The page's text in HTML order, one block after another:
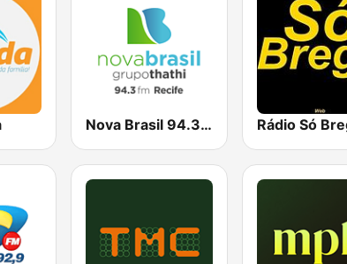
Nova Brasil 94.3 Recife Rádio Só